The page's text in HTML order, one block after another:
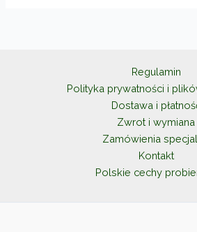
na
stronie
produktu
Regulamin
Polityka prywatności i
Dostawa i
Zwrot i wymiana
Zamówienia
Kontakt
Polskie cechy